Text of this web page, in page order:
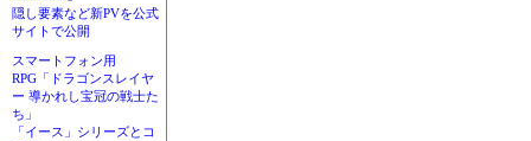
隠し要素など新PVを公式
サイトで公開
スマートフォン用
RPG「ドラゴンスレイヤ
ー 導かれし宝冠の戦士た
ち」
「イース」シリーズとコ